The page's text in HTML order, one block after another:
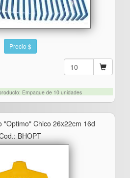
Precio $
Empaque de 10 unidades
"optimo" Chico 26x22cm 16d
BHOPT